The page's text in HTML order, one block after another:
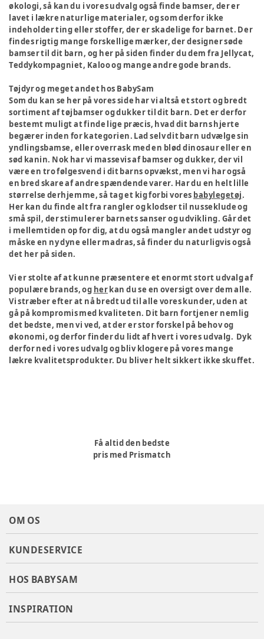
økologi, så kan du i vores udvalg også finde bamser, der er
lavet i lækre naturlige materialer, og som derfor ikke
indeholder ting eller stoffer, der er skadelige for barnet. Der
findes rigtig mange forskellige mærker, der designer søde
bamser til dit barn, og her på siden finder du dem fra Jellycat,
Teddykompagniet, Kaloo og mange andre gode brands.
Tøjdyr og meget andet hos BabySam
Som du kan se her på vores side har vi altså et stort og bredt
sortiment af tøjbamser og dukker til dit barn. Det er derfor
bestemt muligt at finde lige præcis, hvad dit barns hjerte
begærer inden for kategorien. Lad selv dit barn udvælge sin
yndlingsbamse, eller overrask med en blød dinosaur eller en
sød kanin. Nok har vi massevis af bamser og dukker, der vil
være en tro følgesvend i dit barns opvækst, men vi har også
en bred skare af andre spændende varer. Har du en helt lille
størrelse derhjemme, så tag et kig forbi vores babylegetøj.
Her kan du finde alt fra rangler og klodser til nusseklude og
små spil, der stimulerer barnets sanser og udvikling. Går det
i mellemtiden op for dig, at du også mangler andet udstyr og
måske en ny dyne eller madras, så finder du naturligvis også
det her på siden.
Vi er stolte af at kunne præsentere et enormt stort udvalg af
populære brands, og herkan du se en oversigt over dem alle.
Vi stræber efter at nå bredt ud til alle vores kunder, uden at
gå på kompromis med kvaliteten. Dit barn fortjener nemlig
det bedste, men vi ved, at der er stor forskel på behov og
økonomi, og derfor finder du lidt af hvert i vores udvalg. Dyk
derfor ned i vores udvalg og bliv klogere på vores mange
lækre kvalitetsprodukter. Du bliver helt sikkert ikke skuffet.
Få altid den bedste
pris med Prismatch
OM OS
KUNDESERVICE
HOS BABYSAM
INSPIRATION